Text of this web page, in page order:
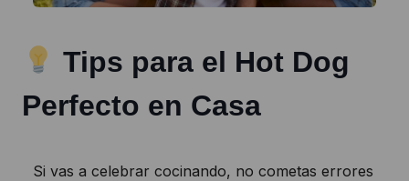
Tips para el Hot Dog
Perfecto en Casa
Si vas a celebrar cocinando, no cometas errores